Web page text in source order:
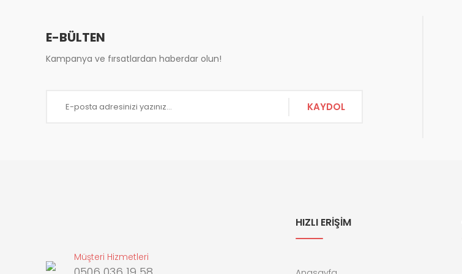
Bu ürüne benzer farklı alternatifler olmalı.
E-BÜLTEN
Kampanya ve fırsatlardan haberdar olun!
KAYDOL
Müşteri Hizmetleri
HIZLI ERİŞİM